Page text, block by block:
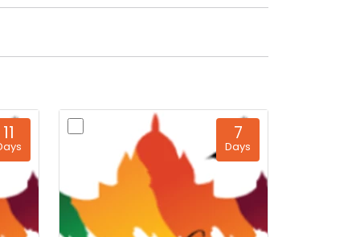
11 7
Days